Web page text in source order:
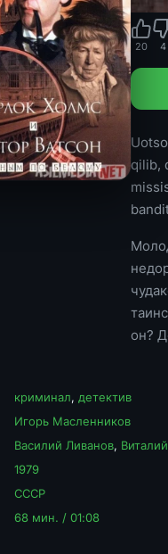
20 4
qilib,
он?
криминал, детектив
Игорь Масленников
Василий Ливанов,
1979
СССР
68 мин. / 01:08